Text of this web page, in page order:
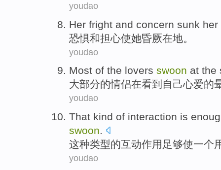
youdao
Her fright and concern sunk
恐惧和担心使她昏厥在地。
youdao
Most of the lovers swoon at the
大部分的情侣在看到 自己心爱的
youdao
That kind of interaction is
swoon.
这种类型的互动作用 足够使一个
youdao